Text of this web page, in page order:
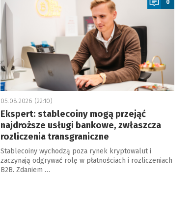
0
05.08.2026 (22:10)
Ekspert: stablecoiny mogą przejąć
najdroższe usługi bankowe, zwłaszcza
rozliczenia transgraniczne
Stablecoiny wychodzą poza rynek kryptowalut i
zaczynają odgrywać rolę w płatnościach i rozliczeniach
B2B. Zdaniem …